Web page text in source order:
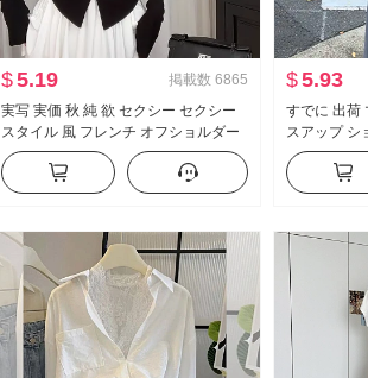
$5.19 掲載数 6865
実写 実価 秋 純 欲 セクシー セクシー
スタイル 風 フレンチ オフショルダー
長袖 Tシャツ 女性 フリル ウエストシ
ェイプ トップス
$5.93
すでに 出荷
スアップ シ
イウエスト
パンツ セッ